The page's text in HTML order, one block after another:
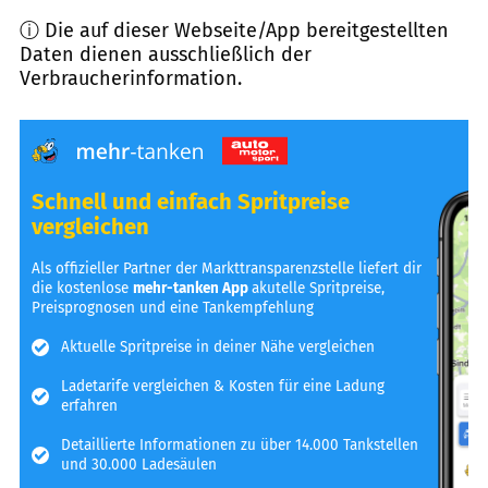
ⓘ Die auf dieser Webseite/App bereitgestellten
Daten dienen ausschließlich der
Verbraucherinformation.
Schnell und einfach Spritpreise
vergleichen
Als offizieller Partner der Markttransparenzstelle liefert dir
die kostenlosemehr-tanken Appakutelle Spritpreise,
Preisprognosen und eine Tankempfehlung
Aktuelle Spritpreise in deiner Nähe vergleichen
Ladetarife vergleichen & Kosten für eine Ladung
erfahren
Detaillierte Informationen zu über 14.000 Tankstellen
und 30.000 Ladesäulen